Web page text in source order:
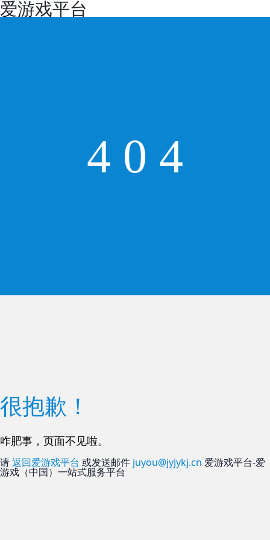
爱游戏平台
4 0 4
很抱歉！
咋肥事，页面不见啦。
请返回爱游戏平台 或发送邮件 juyou@jyjykj.cn 爱游戏平台-爱
游戏（中国）一站式服务平台